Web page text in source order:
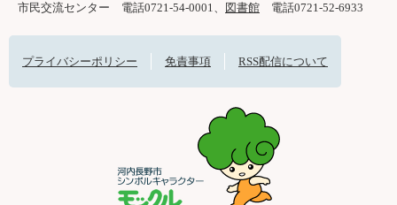
市民交流センター 電話0721-54-0001、 図書館 電話0721-52-6933
プライバシーポリシー 免責事項 RSS配信について